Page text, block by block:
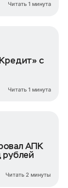
Читать 1 минута
с
Читать 1 минута
АПК
рублей
Читать 2 минуты